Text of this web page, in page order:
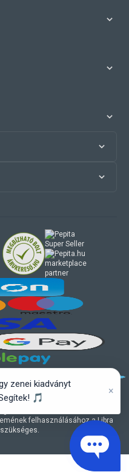
fenntartva.
felhasználásához a Libra
marketplace
partner
zenei kiadványt
🎵
×